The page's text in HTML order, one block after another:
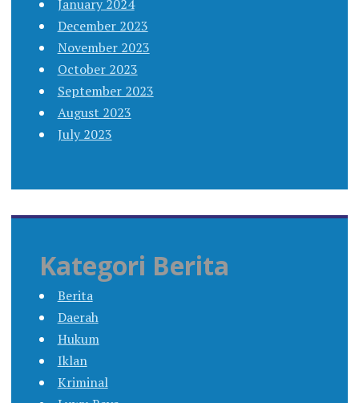
January 2024
December 2023
November 2023
October 2023
September 2023
August 2023
July 2023
Kategori Berita
Berita
Daerah
Hukum
Iklan
Kriminal